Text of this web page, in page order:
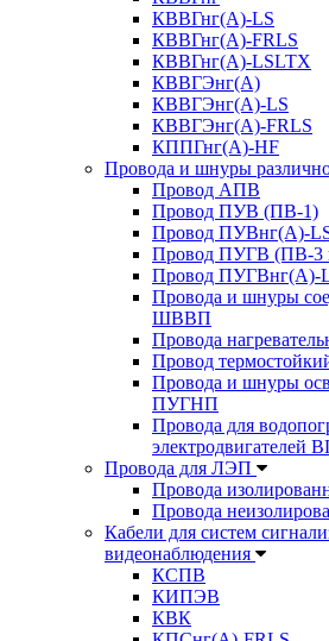
КВВГнг(А)-LS
КВВГнг(А)-FRLS
КВВГнг(А)-LSLTX
КВВГЭнг(А)
КВВГЭнг(А)-LS
КВВГЭнг(А)-FRLS
КППГнг(А)-HF
Провода и шнуры
Провод АПВ
Провод ПУВ (ПВ-1)
Провод ПУВнг(А)-
Провод ПУГВ (ПВ-3
Провод ПУГВнг(А)-
Провода и шнуры
ШВВП
Провода
Провод
Провода и шнуры
ПУГНП
Провода для
Провода для ЛЭП
Провода
Провода
Кабели для систем
видеонаблюдения
КСПВ
КИПЭВ
КВК